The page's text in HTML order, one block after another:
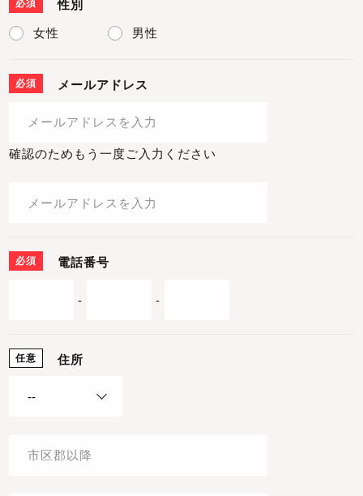
必須 性別
女性 男性
必須 メールアドレス
確認のためもう一度ご入力ください
必須 電話番号
- -
任意 住所